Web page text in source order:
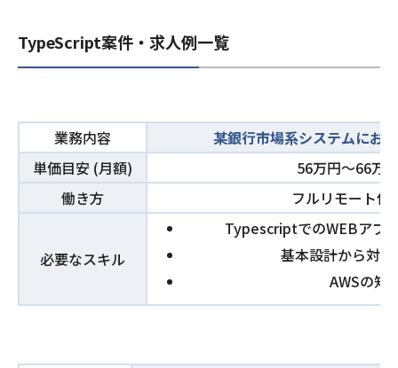
TypeScript案件・求人例一覧
業務内容
某銀行市場系システムにお
単価目安 (月額)
56万円〜66万
働き方
フルリモート併
必要なスキル
TypescriptでのWEBアプ
基本設計から対
AWSの知